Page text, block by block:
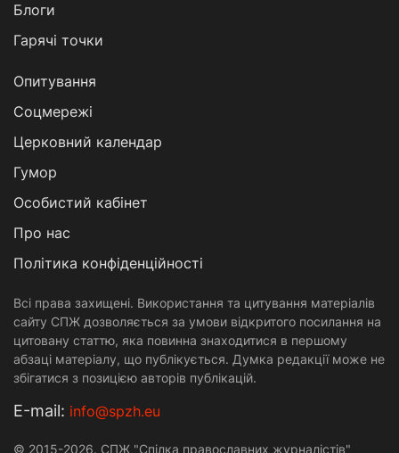
Блоги
Гарячі точки
Опитування
Соцмережі
Церковний календар
Гумор
Особистий кабінет
Про нас
Політика конфіденційності
Всі права захищені. Використання та цитування матеріалів
сайту СПЖ дозволяється за умови відкритого посилання на
цитовану статтю, яка повинна знаходитися в першому
абзаці матеріалу, що публікується. Думка редакції може не
збігатися з позицією авторів публікацій.
Е-mail: info@spzh.eu
© 2015-2026. СПЖ "Спілка православних журналістів"